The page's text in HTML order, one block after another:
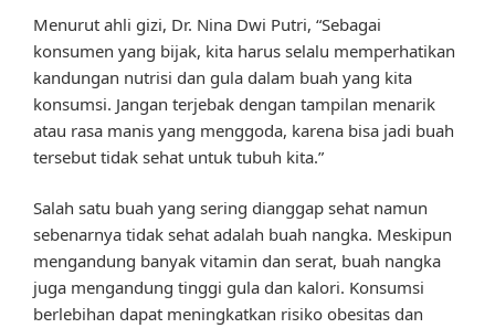
Menurut ahli gizi, Dr. Nina Dwi Putri, “Sebagai
konsumen yang bijak, kita harus selalu memperhatikan
kandungan nutrisi dan gula dalam buah yang kita
konsumsi. Jangan terjebak dengan tampilan menarik
atau rasa manis yang menggoda, karena bisa jadi buah
tersebut tidak sehat untuk tubuh kita.”
Salah satu buah yang sering dianggap sehat namun
sebenarnya tidak sehat adalah buah nangka. Meskipun
mengandung banyak vitamin dan serat, buah nangka
juga mengandung tinggi gula dan kalori. Konsumsi
berlebihan dapat meningkatkan risiko obesitas dan